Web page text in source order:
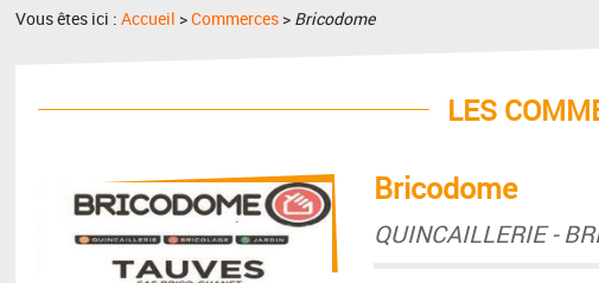
Vous êtes ici :Accueil >Commerces > Bricodome
LES
Bricodome
QUINCAILLERIE -